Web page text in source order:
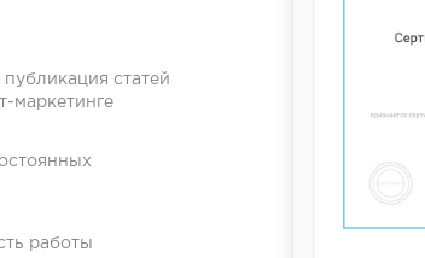
публикация статей
маркетинге
работы